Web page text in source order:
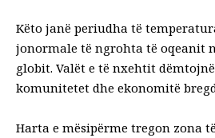
Këto janë periudha të
jonormale të ngrohta të oqeanit
globit. Valët e të nxehtit
komunitetet dhe ekonomitë
Harta e mësipërme tregon zona